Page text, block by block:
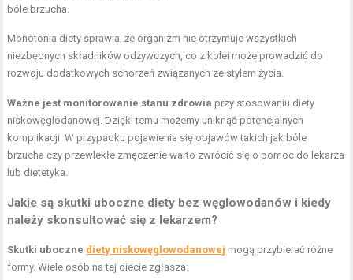
bóle brzucha.
Monotonia diety sprawia, że organizm nie otrzymuje wszystkich
niezbędnych składników odżywczych, co z kolei może prowadzić do
rozwoju dodatkowych schorzeń związanych ze stylem życia.
Ważne jest monitorowanie stanu zdrowia przy stosowaniu diety
niskowęglodanowej. Dzięki temu możemy uniknąć potencjalnych
komplikacji. W przypadku pojawienia się objawów takich jak bóle
brzucha czy przewlekłe zmęczenie warto zwrócić się o pomoc do lekarza
lub dietetyka.
Jakie są skutki uboczne diety bez węglowodanów i kiedy
należy skonsultować się z lekarzem?
Skutki uboczne diety niskowęglowodanowej mogą przybierać różne
formy. Wiele osób na tej diecie zgłasza: